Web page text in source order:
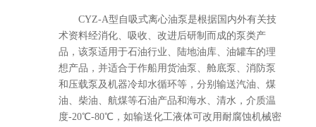
CYZ-A型自吸式离心油泵是根据国内外有关技
术资料经消化、吸收、改进后研制而成的泵类产
品，该泵适用于石油行业、陆地油库、油罐车的理
想产品，并适合于作船用货油泵、舱底泵、消防泵
和压载泵及机器冷却水循环等，分别输送汽油、煤
油、柴油、航煤等石油产品和海水、清水，介质温
度-20℃-80℃，如输送化工液体可改用耐腐蚀机械密